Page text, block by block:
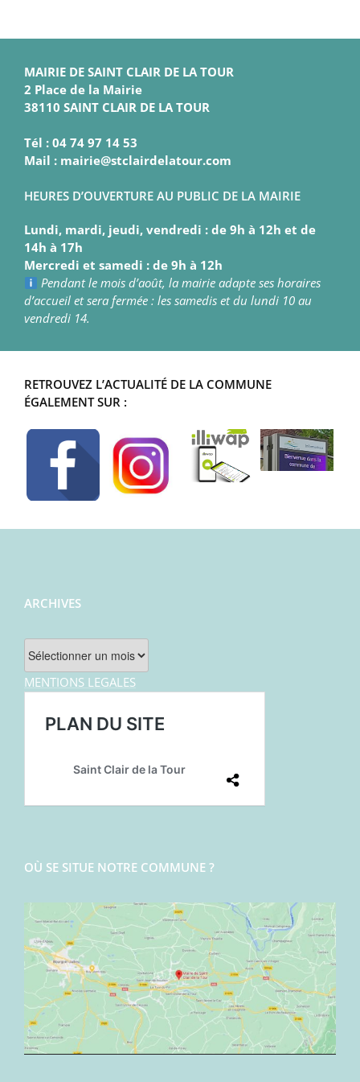
MAIRIE DE SAINT CLAIR DE LA TOUR
2 Place de la Mairie
38110 SAINT CLAIR DE LA TOUR
Tél : 04 74 97 14 53
Mail : mairie@stclairdelatour.com
HEURES D’OUVERTURE AU PUBLIC DE LA MAIRIE
Lundi, mardi, jeudi, vendredi : de 9h à 12h et de
14h à 17h
Mercredi et samedi : de 9h à 12h
Pendant le mois d’août, la mairie adapte ses horaires
d’accueil et sera fermée : les samedis et du lundi 10 au
vendredi 14.
RETROUVEZ L’ACTUALITÉ DE LA COMMUNE
ÉGALEMENT SUR :
ARCHIVES
Archives
MENTIONS LEGALES
OÙ SE SITUE NOTRE COMMUNE ?